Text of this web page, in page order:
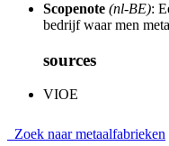
Scopenote (nl-BE):
bedrijf waar men
sources
VIOE
Zoek naar metaalfabrieken